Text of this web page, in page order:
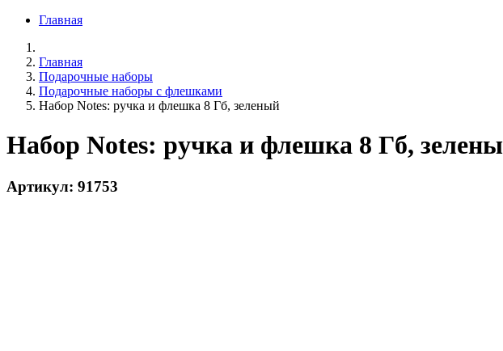
Главная
Главная
Подарочные наборы
Подарочные наборы с флешками
Набор Notes: ручка и флешка 8 Гб, зеленый
Набор Notes: ручка и флешка 8 Гб,
Артикул: 91753